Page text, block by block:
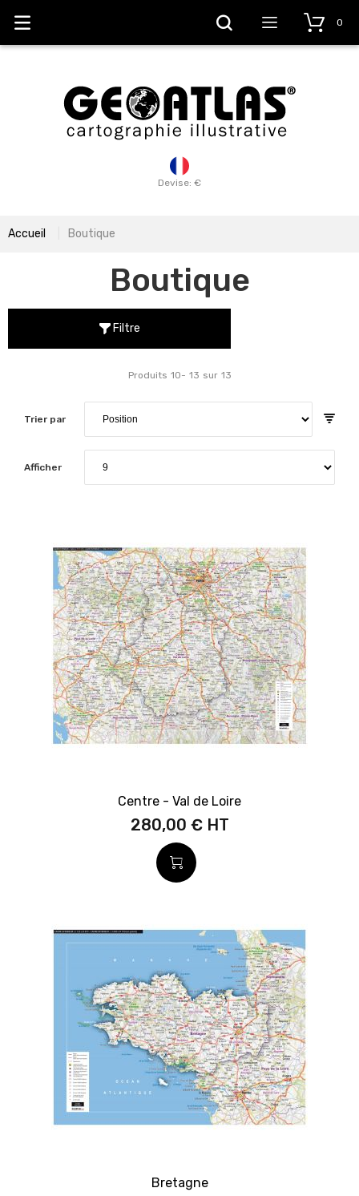
Devise: €
0
Accueil Boutique
Boutique
Filtre
Trier par
Produits 10- 13 sur 13
Afficher
Centre - Val de Loire
280,00 €
Bretagne